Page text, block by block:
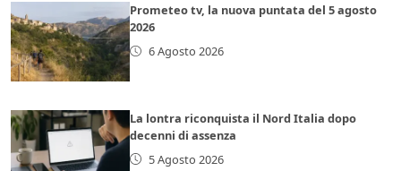
Prometeo tv, la nuova puntata del 5 agosto
2026
6 Agosto 2026
La lontra riconquista il Nord Italia dopo
decenni di assenza
5 Agosto 2026